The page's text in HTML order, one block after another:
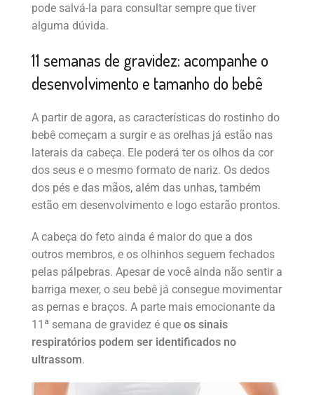
pode salvá-la para consultar sempre que tiver
alguma dúvida.
11 semanas de gravidez: acompanhe o
desenvolvimento e tamanho do bebê
A partir de agora, as características do rostinho do
bebê começam a surgir e as orelhas já estão nas
laterais da cabeça. Ele poderá ter os olhos da cor
dos seus e o mesmo formato de nariz. Os dedos
dos pés e das mãos, além das unhas, também
estão em desenvolvimento e logo estarão prontos.
A cabeça do feto ainda é maior do que a dos
outros membros, e os olhinhos seguem fechados
pelas pálpebras. Apesar de você ainda não sentir a
barriga mexer, o seu bebê já consegue movimentar
as pernas e braços. A parte mais emocionante da
11ª semana de gravidez é que os sinais
respiratórios podem ser identificados no
ultrassom.